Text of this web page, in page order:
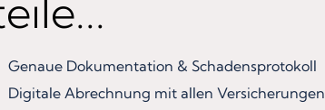
Genaue Dokumentation & Schadensprotokoll
Digitale Abrechnung mit allen Versicherungen